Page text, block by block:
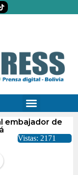
embajador de
Vistas: 2171